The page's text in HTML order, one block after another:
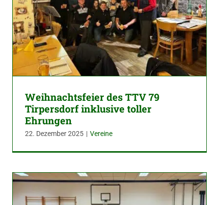
Weihnachtsfeier des TTV 79
Tirpersdorf inklusive toller
Ehrungen
22. Dezember 2025 | Vereine